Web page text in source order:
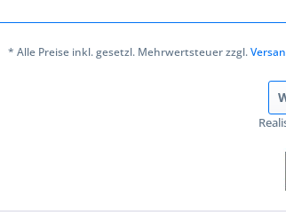
* Alle Preise inkl. gesetzl. Mehrwertsteuer zzgl.